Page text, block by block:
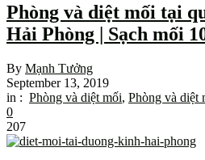
Phòng và diệt mối tại
Hải Phòng | Sạch mối
By Mạnh Tưởng
September 13, 2019
in : Phòng và diệt mối, Phòng và diệt
0
207